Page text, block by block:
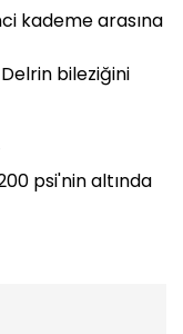
kademe arasına
bileziğini
psi'nin altında